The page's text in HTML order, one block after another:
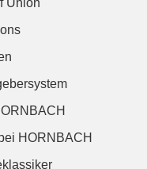
Union
HORNBACH